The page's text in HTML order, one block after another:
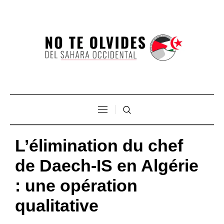
L’élimination du chef
de Daech-IS en Algérie
: une opération
qualitative